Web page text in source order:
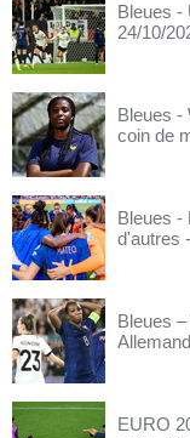
Bleues -
24/10/
Bleues -
coin de
Bleues -
d'autres
Bleues
EURO